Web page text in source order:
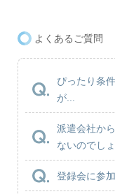
よくあるご質問
ぴったり条
が...
派遣会社か
ないのでし
登録会に参